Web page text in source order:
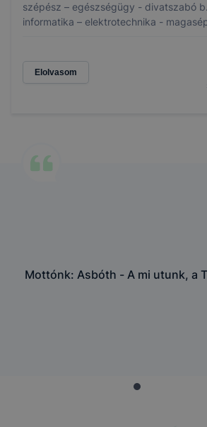
szépész – egészségügy - divatszabó
informatika – elektrotechnika -
Elolvasom
Mottónk: Asbóth - A mi utunk, a